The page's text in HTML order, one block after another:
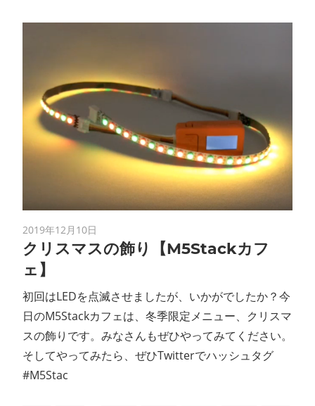
2019年12月10日
クリスマスの飾り 【M5Stackカフ
ェ】
初回はLEDを点滅させましたが、いかがでしたか？今
日のM5Stackカフェは、冬季限定メニュー、クリスマ
スの飾りです。みなさんもぜひやってみてください。
そしてやってみたら、ぜひTwitterでハッシュタグ
#M5Stac